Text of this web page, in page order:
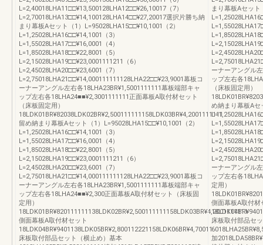
L=2,40018LHA11□□¥13,500128LHA12□□¥26,10017（7）
L=2,70018LHA13□□¥14,100128LHA14□□¥27,20017選択片勝ち納
まり幕板Aセット（1）L=95028LHA15□□¥10,1001（2）
L=1,25028LHA16□□¥14,1001（3）
L=1,55028LHA17□□¥16,0001（4）
L=1,85028LHA18□□¥22,8001（5）
L=2,15028LHA19□□¥23,0001111211（6）
L=2,45028LHA20□□¥23,6001（7）
L=2,75018LHA21□□¥14,000111111128LHA22□□¥23,9001幕板コ
ーナーアングル左右各18LHA23BR¥1,5001111111幕板端部キャ
ップ左右各18LHA24■■¥2,3001111111正面幕板A取付材セット
（床板固定用）
18LDK01BR¥82038LDK02BR¥2,500111111158LDK03BR¥4,2001111111
留め納まり幕板Aセット（1）L=95028LHA15□□¥10,1001（2）
L=1,25028LHA16□□¥14,1001（3）
L=1,55028LHA17□□¥16,0001（4）
L=1,85028LHA18□□¥22,8001（5）
L=2,15028LHA19□□¥23,0001111211（6）
L=2,45028LHA20□□¥23,6001（7）
L=2,75018LHA21□□¥14,000111111128LHA22□□¥23,9001幕板コ
ーナーアングル左右各18LHA23BR¥1,5001111111幕板端部キャ
ップ左右各18LHA24■■¥2,300正面幕板A取付材セット（床板固
定用）
18LDK01BR¥820111111138LDK02BR¥2,500111111158LDK03BR¥4,2001111111
側面幕板A取付材セット
18LDK04BR¥9401138LDK05BR¥2,800112221158LDK06BR¥4,70011
床板取付部品セット（横止め）基本
まり幕板Aセッ
ーナーアングル
ップ左右各
（床板固定用）
め納まり幕板Aセ
ーナーアングル
ップ左右各
定用）
側面幕板A取付材
床板取付部品セ
加